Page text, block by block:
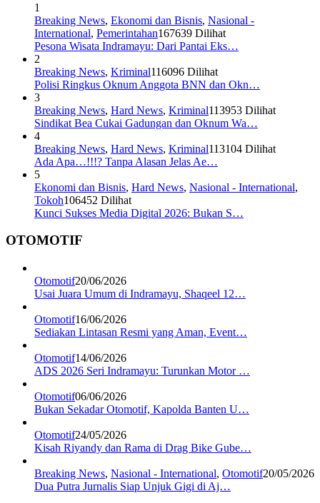
1
Breaking News, Ekonomi dan Bisnis, Nasional -
International, Pemerintahan167639 Dilihat
Pesona Wisata Indramayu: Dari Pantai Eks…
2
Breaking News, Kriminal116096 Dilihat
Polisi Ringkus Oknum Anggota BNN dan Okn…
3
Breaking News, Hard News, Kriminal113953 Dilihat
Sindikat Bea Cukai Gadungan dan Oknum Wa…
4
Breaking News, Hard News, Kriminal113104 Dilihat
Ada Apa…!!!? Tanpa Alasan Jelas Ae…
5
Ekonomi dan Bisnis, Hard News, Nasional - International,
Tokoh106452 Dilihat
Kunci Sukses Media Digital 2026: Bukan S…
OTOMOTIF
Otomotif20/06/2026
Usai Juara Umum di Indramayu, Shaqeel 12…
Otomotif16/06/2026
Sediakan Lintasan Resmi yang Aman, Event…
Otomotif14/06/2026
ADS 2026 Seri Indramayu: Turunkan Motor …
Otomotif06/06/2026
Bukan Sekadar Otomotif, Kapolda Banten U…
Otomotif24/05/2026
Kisah Riyandy dan Rama di Drag Bike Gube…
Breaking News, Nasional - International, Otomotif20/05/2026
Dua Putra Jurnalis Siap Unjuk Gigi di Aj…